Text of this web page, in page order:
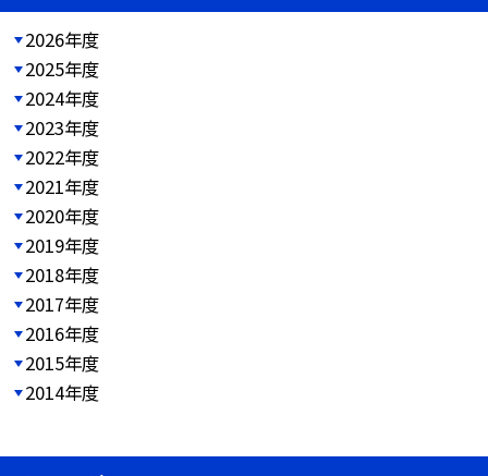
2026年度
2025年度
2024年度
2023年度
2022年度
2021年度
2020年度
2019年度
2018年度
2017年度
2016年度
2015年度
2014年度